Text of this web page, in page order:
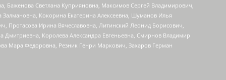
Баженова Светлана Куприяновна, Максимов Сергей Владимирович,
Кокорина Екатерина Алексеевна, Шуманов Илья
Протасова Ирина Вячеславовна, Литинский Леонид Борисович,
Королева Александра Евгеньевна, Смирнов Владимир
Мара Федоровна, Резник Генри Маркович, Захаров Герман